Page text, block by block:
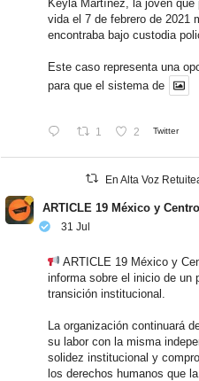
Keyla Martínez, la joven que
vida el 7 de febrero de 2021
encontraba bajo custodia
Este caso representa una
para que el sistema de
1 2 Twitter
En Alta Voz
ARTICLE 19 México y
31 Jul
ARTICLE 19 México y
informa sobre el inicio de un
transición institucional.
La organización continuará
su labor con la misma
solidez institucional y
los derechos humanos que